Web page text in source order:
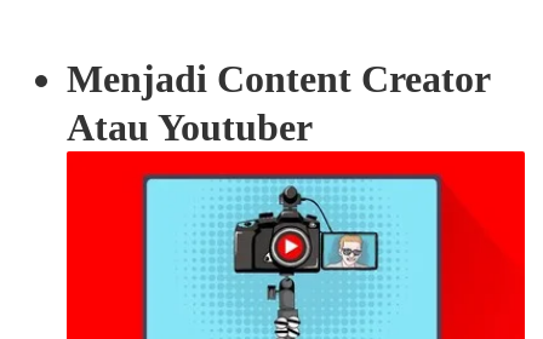
Menjadi Content Creator
Atau Youtuber